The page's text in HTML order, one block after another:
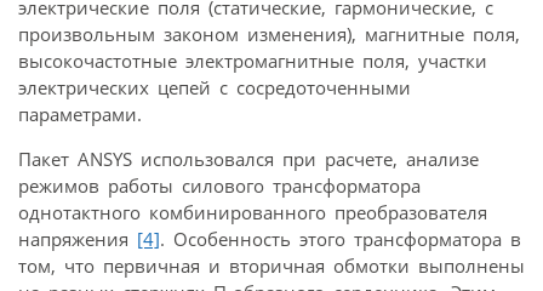
электрические поля (статические, гармонические, с
произвольным законом изменения), магнитные поля,
высокочастотные электромагнитные поля, участки
электрических цепей с сосредоточенными
параметрами.
Пакет ANSYS использовался при расчете, анализе
режимов работы силового трансформатора
однотактного комбинированного преобразователя
напряжения [4]. Особенность этого трансформатора в
том, что первичная и вторичная обмотки выполнены